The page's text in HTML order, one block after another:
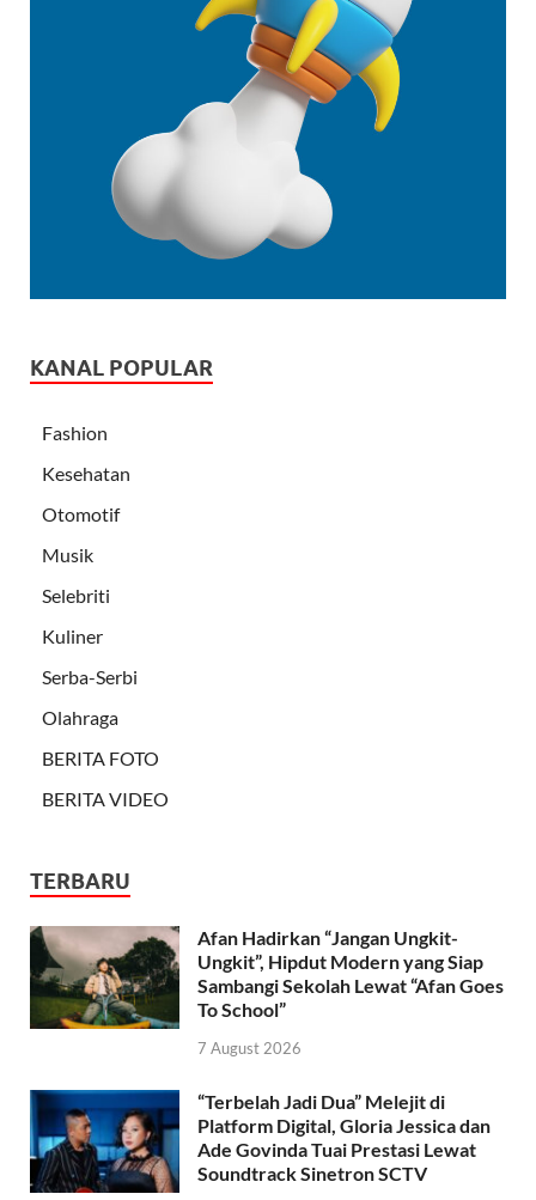
KANAL POPULAR
Fashion
Kesehatan
Otomotif
Musik
Selebriti
Kuliner
Serba-Serbi
Olahraga
BERITA FOTO
BERITA VIDEO
TERBARU
Afan Hadirkan “Jangan Ungkit-
Ungkit”, Hipdut Modern yang Siap
Sambangi Sekolah Lewat “Afan Goes
To School”
7 August 2026
“Terbelah Jadi Dua” Melejit di
Platform Digital, Gloria Jessica dan
Ade Govinda Tuai Prestasi Lewat
Soundtrack Sinetron SCTV